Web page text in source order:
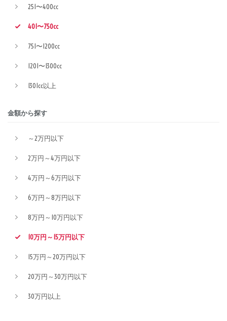
251〜400cc
401〜750cc
751〜1200cc
1201〜1300cc
1301cc以上
金額から探す
～2万円以下
2万円～4万円以下
4万円～6万円以下
6万円～8万円以下
8万円～10万円以下
10万円～15万円以下
15万円～20万円以下
20万円～30万円以下
30万円以上